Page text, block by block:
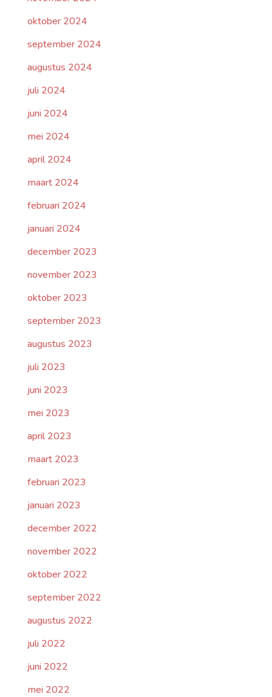
oktober 2024
september 2024
augustus 2024
juli 2024
juni 2024
mei 2024
april 2024
maart 2024
februari 2024
januari 2024
december 2023
november 2023
oktober 2023
september 2023
augustus 2023
juli 2023
juni 2023
mei 2023
april 2023
maart 2023
februari 2023
januari 2023
december 2022
november 2022
oktober 2022
september 2022
augustus 2022
juli 2022
juni 2022
mei 2022